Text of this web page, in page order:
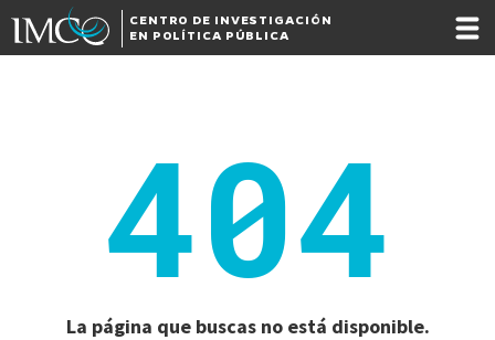
CENTRO DE INVESTIGACIÓN
EN POLÍTICA PÚBLICA
404
La página que buscas no está disponible.